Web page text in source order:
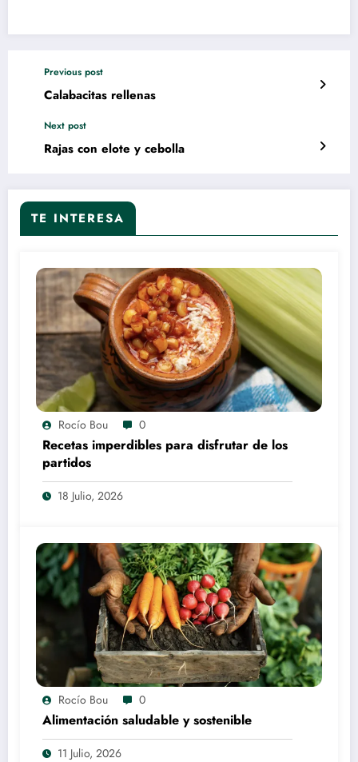
Previous post
Calabacitas rellenas
Next post
Rajas con elote y cebolla
TE INTERESA
Rocío Bou 0
Recetas imperdibles para disfrutar de los
partidos
18 Julio, 2026
Rocío Bou 0
Alimentación saludable y sostenible
11 Julio, 2026